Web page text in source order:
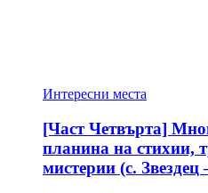
Интересни места
[Част Четвърта]
планина на стихии,
мистерии (с.